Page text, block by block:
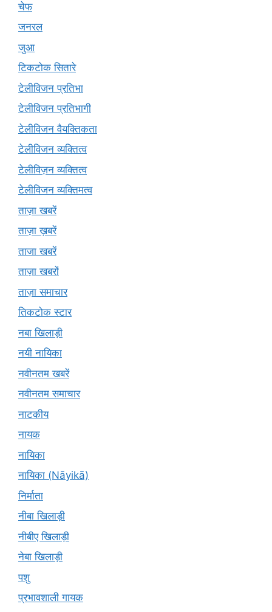
चेफ
जनरल
जुआ
टिकटोक सितारे
टेलीविजन प्रतिभा
टेलीविजन प्रतिभागी
टेलीविजन वैयक्तिकता
टेलीविजन व्यक्तित्व
टेलीविज़न व्यक्तित्व
टेलीविजन व्यक्तिमत्व
ताज़ा खबरें
ताज़ा ख़बरें
ताजा खबरें
ताज़ा खबरों
ताज़ा समाचार
तिकटोक स्टार
नबा खिलाड़ी
नयी नायिका
नवीनतम खबरें
नवीनतम समाचार
नाटकीय
नायक
नायिका
नायिका (Nāyikā)
निर्माता
नीबा खिलाड़ी
नीबीए खिलाड़ी
नेबा खिलाड़ी
पशु
प्रभावशाली गायक